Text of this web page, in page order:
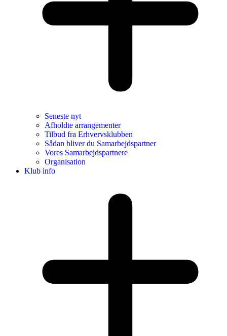
Seneste nyt
Afholdte arrangementer
Tilbud fra Erhvervsklubben
Sådan bliver du Samarbejdspartner
Vores Samarbejdspartnere
Organisation
Klub info